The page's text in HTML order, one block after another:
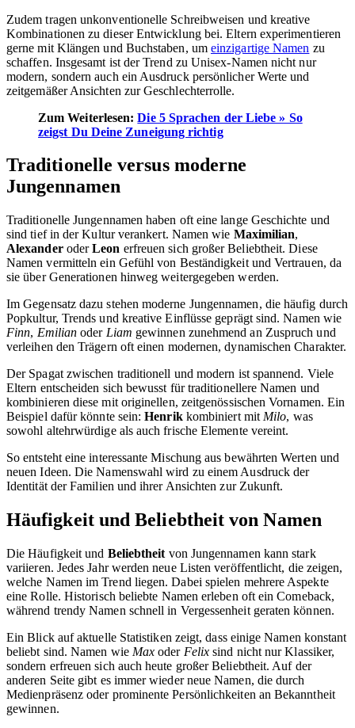
Zudem tragen unkonventionelle Schreibweisen und kreative
Kombinationen zu dieser Entwicklung bei. Eltern experimentieren
gerne mit Klängen und Buchstaben, um einzigartige Namen zu
schaffen. Insgesamt ist der Trend zu Unisex-Namen nicht nur
modern, sondern auch ein Ausdruck persönlicher Werte und
zeitgemäßer Ansichten zur Geschlechterrolle.
Zum Weiterlesen:Die 5 Sprachen der Liebe » So
zeigst Du Deine Zuneigung richtig
Traditionelle versus moderne
Jungennamen
Traditionelle Jungennamen haben oft eine lange Geschichte und
sind tief in der Kultur verankert. Namen wie Maximilian,
AlexanderoderLeon erfreuen sich großer Beliebtheit. Diese
Namen vermitteln ein Gefühl von Beständigkeit und Vertrauen, da
sie über Generationen hinweg weitergegeben werden.
Im Gegensatz dazu stehen moderne Jungennamen, die häufig durch
Popkultur, Trends und kreative Einflüsse geprägt sind. Namen wie
Finn, Emilian oder Liam gewinnen zunehmend an Zuspruch und
verleihen den Trägern oft einen modernen, dynamischen Charakter.
Der Spagat zwischen traditionell und modern ist spannend. Viele
Eltern entscheiden sich bewusst für traditionellere Namen und
kombinieren diese mit originellen, zeitgenössischen Vornamen. Ein
Beispiel dafür könnte sein:Henrik kombiniert mit Milo, was
sowohl altehrwürdige als auch frische Elemente vereint.
So entsteht eine interessante Mischung aus bewährten Werten und
neuen Ideen. Die Namenswahl wird zu einem Ausdruck der
Identität der Familien und ihrer Ansichten zur Zukunft.
Häufigkeit und Beliebtheit von Namen
Die Häufigkeit und Beliebtheit von Jungennamen kann stark
variieren. Jedes Jahr werden neue Listen veröffentlicht, die zeigen,
welche Namen im Trend liegen. Dabei spielen mehrere Aspekte
eine Rolle. Historisch beliebte Namen erleben oft ein Comeback,
während trendy Namen schnell in Vergessenheit geraten können.
Ein Blick auf aktuelle Statistiken zeigt, dass einige Namen konstant
beliebt sind. Namen wie Max oder Felix sind nicht nur Klassiker,
sondern erfreuen sich auch heute großer Beliebtheit. Auf der
anderen Seite gibt es immer wieder neue Namen, die durch
Medienpräsenz oder prominente Persönlichkeiten an Bekanntheit
gewinnen.